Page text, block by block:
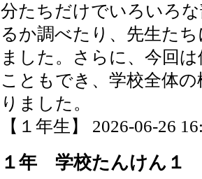
分たちだけでいろいろ
るか調べたり、先生た
ました。さらに、今回
こともでき、学校全体
りました。
【１年生】 2026-06-26
１年 学校たんけん１